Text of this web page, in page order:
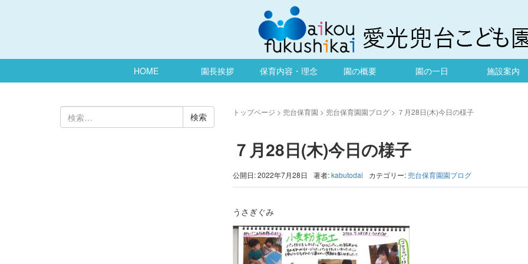
HOME 園長挨拶 保育内容・理念 園の概要 園の一日 施設案内
トップページ > 兜台保育園 > 兜台保育園園ブログ> ７月28日(木)今日の様子
７月28日(木)今日の様子
公開日: 2022年7月28日 著者:kabutodai カテゴリー: 兜台保育園園ブログ
うさぎぐみ
検
索: